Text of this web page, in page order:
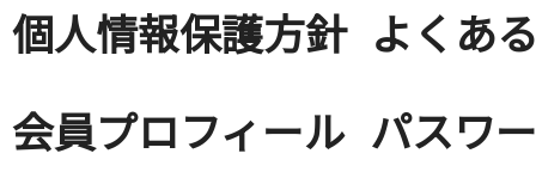
個人情報保護方針 よくあ
会員プロフィール パスワ